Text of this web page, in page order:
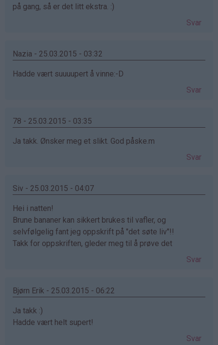
på gang, så er det litt ekstra. :)
Svar
Nazia - 25.03.2015 - 03:32
Hadde vært suuuupert å vinne:-D
Svar
78 - 25.03.2015 - 03:35
Ja takk. Ønsker meg et slikt. God påske.m
Svar
Siv - 25.03.2015 - 04:07
Hei i natten!
Brune bananer kan sikkert brukes til vafler, og
selvfølgelig fant jeg oppskrift på "det søte liv"!!
Takk for oppskriften, gleder meg til å prøve det
Svar
Bjørn Erik - 25.03.2015 - 06:22
Ja takk :)
Hadde vært helt supert!
Svar